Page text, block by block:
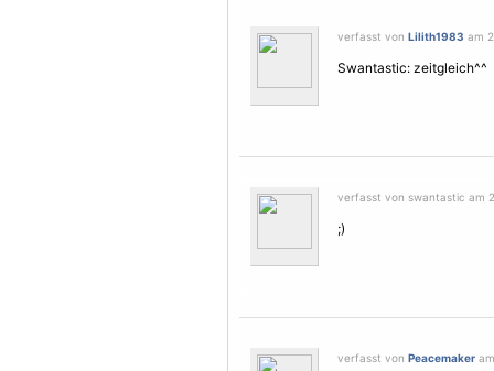
verfasst von Lilith1983 am
Swantastic: zeitgleich^^
verfasst von swantastic am
;)
verfasst von Peacemaker